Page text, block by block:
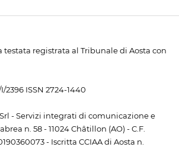
testata registrata al Tribunale di Aosta con
2396 ISSN 2724-1440
Srl - Servizi integrati di comunicazione e
n. 58 - 11024 Châtillon (AO) - C.F.
- Iscritta CCIAA di Aosta n.